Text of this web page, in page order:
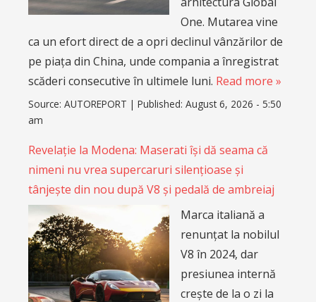
One. Mutarea vine
ca un efort direct de a opri declinul vânzărilor de
pe piața din China, unde compania a înregistrat
scăderi consecutive în ultimele luni. Read more »
Source: AUTOREPORT | Published: August 6, 2026 - 5:50
am
Revelație la Modena: Maserati își dă seama că
nimeni nu vrea supercaruri silențioase și
tânjește din nou după V8 și pedală de ambreiaj
Marca italiană a
renunțat la nobilul
V8 în 2024, dar
presiunea internă
crește de la o zi la